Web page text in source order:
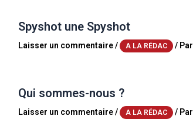
Spyshot une Spyshot
Laisser un commentaire/ A LA RÉDAC / Par
Qui sommes-nous ?
Laisser un commentaire/ A LA RÉDAC / Par